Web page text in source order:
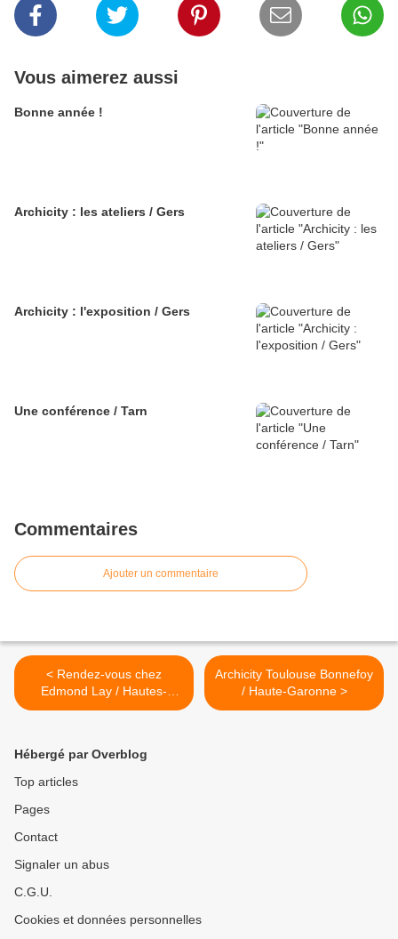
Vous aimerez aussi
Bonne année !
Archicity : les ateliers / Gers
Archicity : l'exposition / Gers
Une conférence / Tarn
Commentaires
Ajouter un commentaire
< Rendez-vous chez
Edmond Lay / Hautes-
Pyrénées
Archicity Toulouse Bonnefoy
/ Haute-Garonne >
Hébergé par Overblog
Top articles
Pages
Contact
Signaler un abus
C.G.U.
Cookies et données personnelles